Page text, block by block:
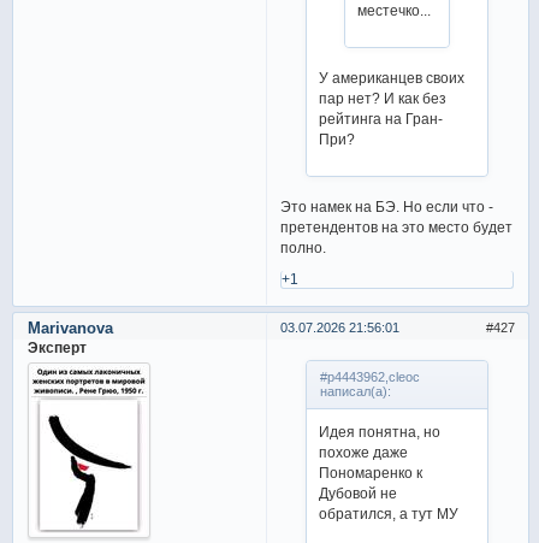
местечко...
У американцев своих
пар нет? И как без
рейтинга на Гран-
При?
Это намек на БЭ. Но если что -
претендентов на это место будет
полно.
+1
427
03.07.2026 21:56:01
Marivanova
Эксперт
#p4443962,cleoc
написал(а):
Идея понятна, но
похоже даже
Пономаренко к
Дубовой не
обратился, а тут МУ